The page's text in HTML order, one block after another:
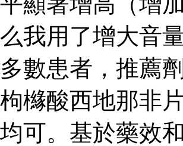
么我用了增大音
多數患者，推薦
枸櫞酸西地那非
均可。基於藥效